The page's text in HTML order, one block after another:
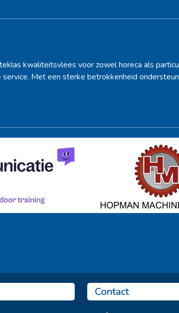
kwaliteitsvlees voor zowel horeca als
Met een sterke betrokkenheid
Contact